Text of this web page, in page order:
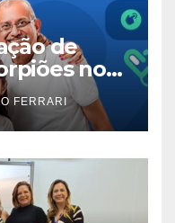
de
no
FERRARI